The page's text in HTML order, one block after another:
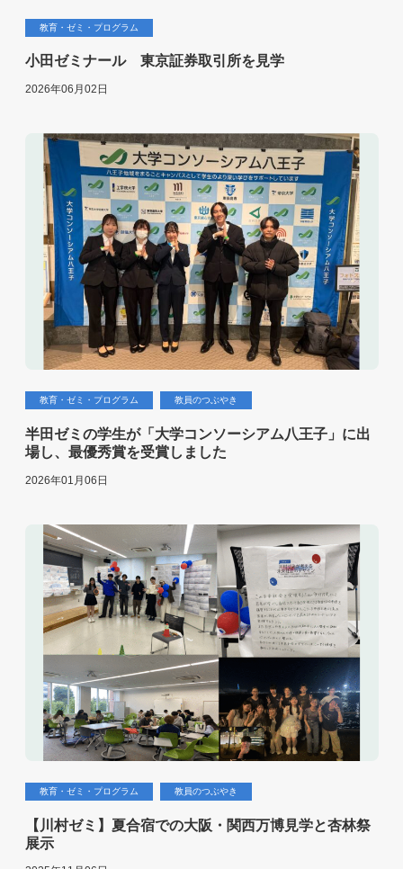
教育・ゼミ・プログラム
小田ゼミナール 東京証券取引所を見学
2026年06月02日
教育・ゼミ・プログラム 教員のつぶやき
半田ゼミの学生が「大学コンソーシアム八王子」に出
場し、最優秀賞を受賞しました
2026年01月06日
教育・ゼミ・プログラム 教員のつぶやき
【川村ゼミ】夏合宿での大阪・関西万博見学と杏林祭
展示